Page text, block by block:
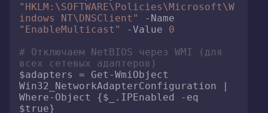
"HKLM:\SOFTWARE\Policies\Microsoft\W
indows NT\DNSClient"
"EnableMulticast"
-Value 0
# Отключаем NetBIOS через WMI (для
всех сетевых адаптеров)
$adapters = Get-WmiObject
Win32_NetworkAdapterConfiguration |
Where-Object {$_.IPEnabled -eq